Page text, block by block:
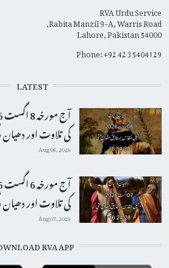
RVA Urdu Service
Rabita Manzil 9-A, Warris Road,
Lahore, Pakistan 54000
Phone: +92 42 35404129
LATEST
کی تلاوت اور
Aug 08, 2026
کی تلاوت اور
Aug 07, 2026
RVA APP